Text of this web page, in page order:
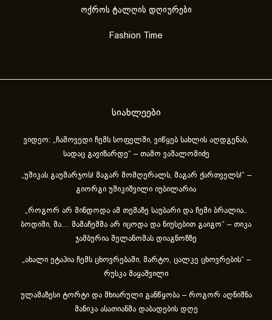
ოქროს ტალღის დღიურები
Fashion Time
სიახლეები
ვიდეო: „ჩამოვედი ჩემს სოფელში, ვიწყებ სახლის აღდგენას,
სადაც გავიზარდე“ – თამო ვაშალომიძე
„უშიკას გაუმარჯოს! მაგარ მომღერალს, მაგარ ქართველს!“ –
გიორგი უშიკიშვილი იუბილარია
„როგორ არ მინდოდა ამ თემაზე საუბარი და ჩემი ბრალია..
ბოდიში, მა… მამაჩემმა არ იცოდა და ნიუსებით გაიგო“ – თიკა
ჯამბურია მელანომას დიაგნოზზე
„ახა­ლი ეტა­პია ჩემს ცხოვ­რე­ბა­ში, მარ­ტო, ცალ­კე ცხოვ­რე­ბის“ –
რუსკა მაყაშვილი
ულამაზესი ტორტი და მხიარული განწყობა – როგორ აღნიშნა
მანიკა ასათიანმა დაბადების დღე